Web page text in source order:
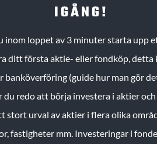
IGÅNG!
inom loppet av 3 minuter starta upp
ditt första aktie- eller fondköp, detta
banköverföring (guide hur man gör
du redo att börja investera i aktier
stort urval av aktier i flera olika
fastigheter mm. Investeringar i